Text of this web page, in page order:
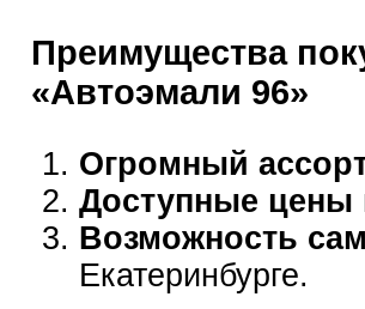
Преимущества
«Автоэмали 96»
Огромный
Доступные цены
Возможность
Екатеринбурге.